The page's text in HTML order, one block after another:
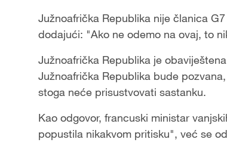
Južnoafrička Republika nije članica
dodajući: "Ako ne odemo na ovaj, to
Južnoafrička Republika je
Južnoafrička Republika bude
stoga neće prisustvovati sastanku.
Kao odgovor, francuski ministar
popustila nikakvom pritisku", već se